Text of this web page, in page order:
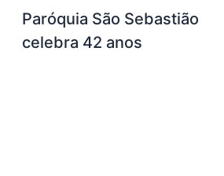
Paróquia São Sebastião
celebra 42 anos